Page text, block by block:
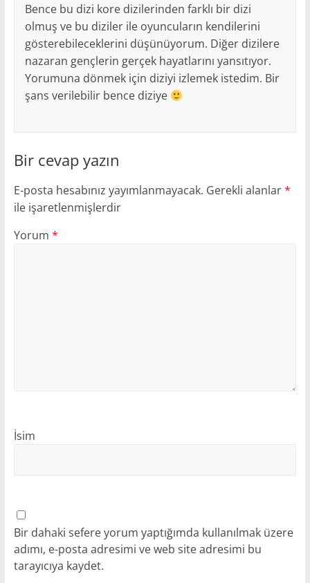
Bence bu dizi kore dizilerinden farklı bir dizi
olmuş ve bu diziler ile oyuncuların kendilerini
gösterebileceklerini düşünüyorum. Diğer dizilere
nazaran gençlerin gerçek hayatlarını yansıtıyor.
Yorumuna dönmek için diziyi izlemek istedim. Bir
şans verilebilir bence diziye
Bir cevap yazın
E-posta hesabınız yayımlanmayacak. Gerekli alanlar*
ile işaretlenmişlerdir
Yorum *
İsim
Bir dahaki sefere yorum yaptığımda kullanılmak üzere
adımı, e-posta adresimi ve web site adresimi bu
tarayıcıya kaydet.